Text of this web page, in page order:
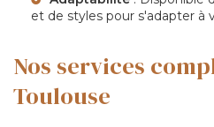
et de styles pour s'adapter à
Nos services
Toulouse